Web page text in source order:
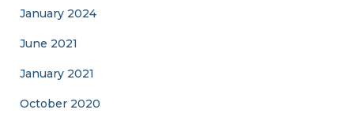
January 2024
June 2021
January 2021
October 2020